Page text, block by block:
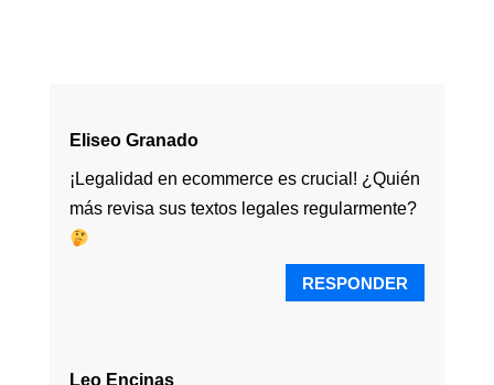
Eliseo Granado
¡Legalidad en ecommerce es crucial! ¿Quién
más revisa sus textos legales regularmente?
RESPONDER
Leo Encinas